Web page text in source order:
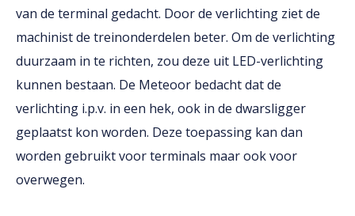
van de terminal gedacht. Door de verlichting ziet de
machinist de treinonderdelen beter. Om de verlichting
duurzaam in te richten, zou deze uit LED-verlichting
kunnen bestaan. De Meteoor bedacht dat de
verlichting i.p.v. in een hek, ook in de dwarsligger
geplaatst kon worden. Deze toepassing kan dan
worden gebruikt voor terminals maar ook voor
overwegen.